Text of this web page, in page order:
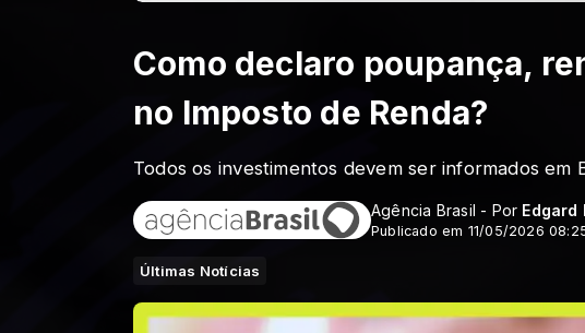
Como declaro poupança,
no Imposto de Renda?
Todos os investimentos devem ser informados em
Agência Brasil - Por Edgard
Publicado em 11/05/2026
Últimas Notícias